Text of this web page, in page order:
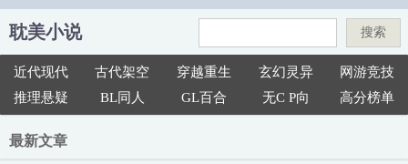
耽美小说 搜索
近代现代 古代架空 穿越重生 玄幻灵异
网游竞技
推理悬疑
BL同人 GL百合 无C P向 高分榜单
最新文章